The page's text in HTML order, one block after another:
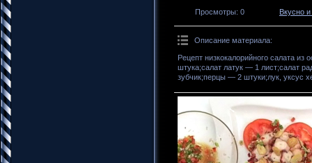
Просмотры: 0 Вкусно
Описание материала:
Рецепт низкокалорийного салата
штука;салат латук — 1 лист;салат
зубчик;перцы — 2 штуки;лук, уксус